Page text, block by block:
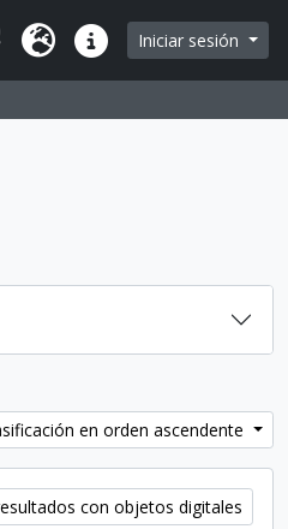
browse page
Idioma Enlaces rápidos
Iniciar sesión
en orden ascendente
con objetos digitales